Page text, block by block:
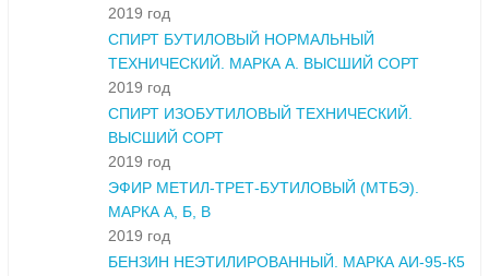
2019 год
СПИРТ БУТИЛОВЫЙ НОРМАЛЬНЫЙ
ТЕХНИЧЕСКИЙ. МАРКА А. ВЫСШИЙ СОРТ
2019 год
СПИРТ ИЗОБУТИЛОВЫЙ ТЕХНИЧЕСКИЙ.
ВЫСШИЙ СОРТ
2019 год
ЭФИР МЕТИЛ-ТРЕТ-БУТИЛОВЫЙ (МТБЭ).
МАРКА А, Б, В
2019 год
БЕНЗИН НЕЭТИЛИРОВАННЫЙ. МАРКА АИ-95-К5